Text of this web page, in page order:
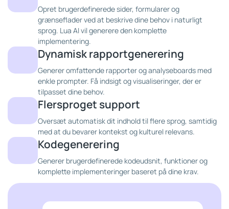
Opret brugerdefinerede sider, formularer og
grænseflader ved at beskrive dine behov i naturligt
sprog. Lua AI vil generere den komplette
implementering.
Dynamisk rapportgenerering
Generer omfattende rapporter og analyseboards med
enkle prompter. Få indsigt og visualiseringer, der er
tilpasset dine behov.
Flersproget support
Oversæt automatisk dit indhold til flere sprog, samtidig
med at du bevarer kontekst og kulturel relevans.
Kodegenerering
Generer brugerdefinerede kodeudsnit, funktioner og
komplette implementeringer baseret på dine krav.